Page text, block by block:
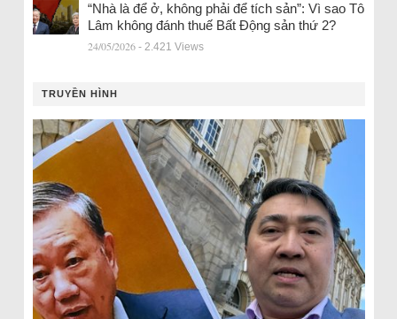
“Nhà là để ở, không phải để tích sản”: Vì sao Tô
Lâm không đánh thuế Bất Động sản thứ 2?
24/05/2026 - 2.421 Views
TRUYỀN HÌNH